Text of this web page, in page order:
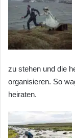
zu stehen und die
organisieren. So
heiraten.